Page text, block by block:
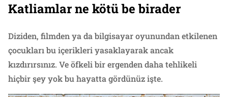
Katliamlar ne kötü be birader
Diziden, filmden ya da bilgisayar oyunundan etkilenen
çocukları bu içerikleri yasaklayarak ancak
kızdırırsınız. Ve öfkeli bir ergenden daha tehlikeli
hiçbir şey yok bu hayatta gördünüz işte.